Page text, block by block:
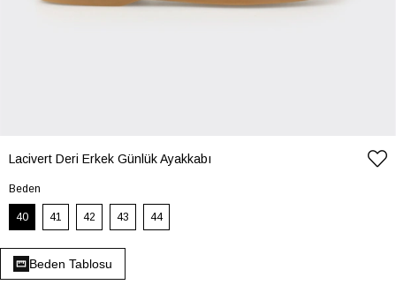
Lacivert Deri Erkek Günlük Ayakkabı
Beden
40 41 42 43 44
Beden Tablosu